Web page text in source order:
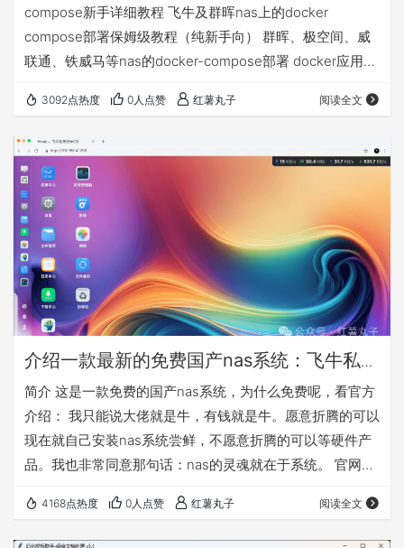
compose新手详细教程 飞牛及群晖nas上的docker
compose部署保姆级教程（纯新手向） 群晖、极空间、威
联通、铁威马等nas的docker-compose部署 docker应用
docker拉取不了 配置使用镜像源 不定期更新的docker镜像
异地访问的4种方案，哪个适合我 飞牛nas的4种远程访问
方…
3092点热度 0人点赞 红薯丸子 阅读全文
介绍一款最新的免费国产nas系统：飞牛私有
云fnOS
简介 这是一款免费的国产nas系统，为什么免费呢，看官方
介绍： 我只能说大佬就是牛，有钱就是牛。愿意折腾的可以
现在就自己安装nas系统尝鲜，不愿意折腾的可以等硬件产
品。我也非常同意那句话：nas的灵魂就在于系统。 官网：
https://help.fnnas.com/articles/fnosV1/start/install-
os.md 先对这款nas系统做个简单介绍，因为公测版本是
4168点热度 0人点赞 红薯丸子 阅读全文